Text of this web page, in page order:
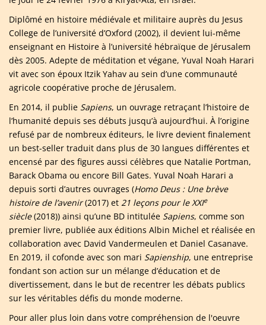
Diplômé en histoire médiévale et militaire auprès du Jesus
College de l’université d’Oxford (2002), il devient lui-même
enseignant en Histoire à l’université hébraïque de Jérusalem
dès 2005. Adepte de méditation et végane, Yuval Noah Harari
vit avec son époux Itzik Yahav au sein d’une communauté
agricole coopérative proche de Jérusalem.
En 2014, il publie Sapiens, un ouvrage retraçant l’histoire de
l’humanité depuis ses débuts jusqu’à aujourd’hui. À l’origine
refusé par de nombreux éditeurs, le livre devient finalement
un best-seller traduit dans plus de 30 langues différentes et
encensé par des figures aussi célèbres que Natalie Portman,
Barack Obama ou encore Bill Gates. Yuval Noah Harari a
depuis sorti d’autres ouvrages (Homo Deus : Une brève
histoire de l’avenir(2017) et 21 leçons pour le XXIe
siècle(2018)) ainsi qu’une BD intitulée Sapiens, comme son
premier livre, publiée aux éditions Albin Michel et réalisée en
collaboration avec David Vandermeulen et Daniel Casanave.
En 2019, il cofonde avec son mari Sapienship, une entreprise
fondant son action sur un mélange d’éducation et de
divertissement, dans le but de recentrer les débats publics
sur les véritables défis du monde moderne.
Pour aller plus loin dans votre compréhension de l'oeuvre